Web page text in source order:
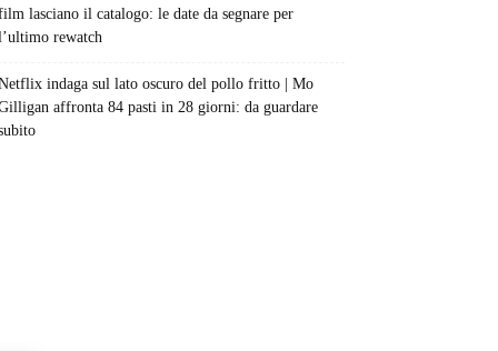
lasciano il catalogo: le date da segnare per
rewatch
indaga sul lato oscuro del pollo fritto | Mo
affronta 84 pasti in 28 giorni: da guardare